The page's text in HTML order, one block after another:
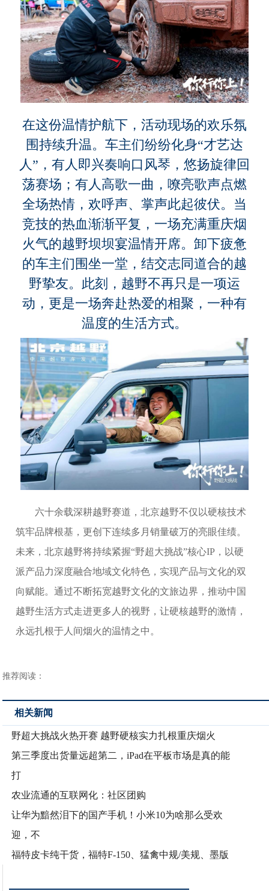
在这份温情护航下，活动现场的欢乐氛
围持续升温。车主们纷纷化身“才艺达
人”，有人即兴奏响口风琴，悠扬旋律回
荡赛场；有人高歌一曲，嘹亮歌声点燃
全场热情，欢呼声、掌声此起彼伏。当
竞技的热血渐渐平复，一场充满重庆烟
火气的越野坝坝宴温情开席。卸下疲惫
的车主们围坐一堂，结交志同道合的越
野挚友。此刻，越野不再只是一项运
动，更是一场奔赴热爱的相聚，一种有
温度的生活方式。
六十余载深耕越野赛道，北京越野不仅以硬核技术
筑牢品牌根基，更创下连续多月销量破万的亮眼佳绩。
未来，北京越野将持续紧握“野超大挑战”核心IP，以硬
派产品力深度融合地域文化特色，实现产品与文化的双
向赋能。通过不断拓宽越野文化的文旅边界，推动中国
越野生活方式走进更多人的视野，让硬核越野的激情，
永远扎根于人间烟火的温情之中。
推荐阅读：
相关新闻
野超大挑战火热开赛 越野硬核实力扎根重庆烟火
第三季度出货量远超第二，iPad在平板市场是真的能
打
农业流通的互联网化：社区团购​
让华为黯然泪下的国产手机！小米10为啥那么受欢
迎，不
福特皮卡纯干货，福特F-150、猛禽中规/美规、墨版